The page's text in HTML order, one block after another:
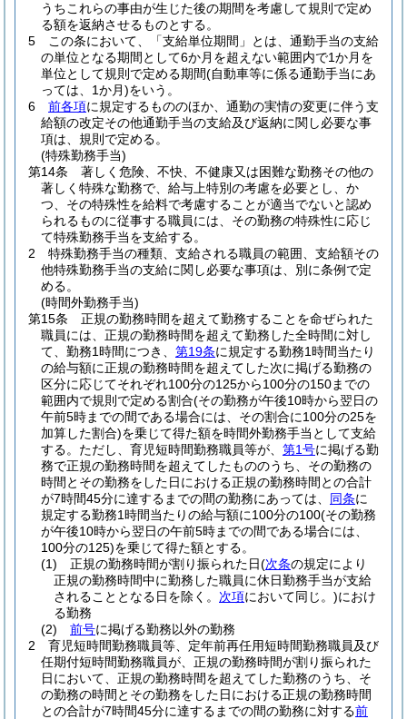
うちこれらの事由が生じた後の期間を考慮して規則で定め
る額を返納させるものとする。
5
この条において、「支給単位期間」とは、通勤手当の支給
の単位となる期間として6か月を超えない範囲内で1か月を
単位として規則で定める期間(自動車等に係る通勤手当にあ
っては、1か月)をいう。
6
前各項に規定するもののほか、通勤の実情の変更に伴う支
給額の改定その他通勤手当の支給及び返納に関し必要な事
項は、規則で定める。
(特殊勤務手当)
第14条
著しく危険、不快、不健康又は困難な勤務その他の
著しく特殊な勤務で、給与上特別の考慮を必要とし、か
つ、その特殊性を給料で考慮することが適当でないと認め
られるものに従事する職員には、その勤務の特殊性に応じ
て特殊勤務手当を支給する。
2
特殊勤務手当の種類、支給される職員の範囲、支給額その
他特殊勤務手当の支給に関し必要な事項は、別に条例で定
める。
(時間外勤務手当)
第15条
正規の勤務時間を超えて勤務することを命ぜられた
職員には、正規の勤務時間を超えて勤務した全時間に対し
て、勤務1時間につき、 第19条に規定する勤務1時間当たり
の給与額に正規の勤務時間を超えてした次に掲げる勤務の
区分に応じてそれぞれ100分の125から100分の150までの
範囲内で規則で定める割合(その勤務が午後10時から翌日の
午前5時までの間である場合には、その割合に100分の25を
加算した割合)を乗じて得た額を時間外勤務手当として支給
する。 ただし、育児短時間勤務職員等が、 第1号に掲げる勤
務で正規の勤務時間を超えてしたもののうち、その勤務の
時間とその勤務をした日における正規の勤務時間との合計
が7時間45分に達するまでの間の勤務にあっては、 同条に
規定する勤務1時間当たりの給与額に100分の100(その勤務
が午後10時から翌日の午前5時までの間である場合には、
100分の125)を乗じて得た額とする。
(1)
正規の勤務時間が割り振られた日(次条の規定により
正規の勤務時間中に勤務した職員に休日勤務手当が支給
されることとなる日を除く。 次項において同じ。)におけ
る勤務
(2)
前号に掲げる勤務以外の勤務
2
育児短時間勤務職員等、定年前再任用短時間勤務職員及び
任期付短時間勤務職員が、正規の勤務時間が割り振られた
日において、正規の勤務時間を超えてした勤務のうち、そ
の勤務の時間とその勤務をした日における正規の勤務時間
との合計が7時間45分に達するまでの間の勤務に対する前